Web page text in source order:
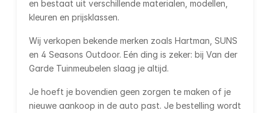
en bestaat uit verschillende materialen, modellen,
kleuren en prijsklassen.
Wij verkopen bekende merken zoals Hartman, SUNS
en 4 Seasons Outdoor. Eén ding is zeker: bij Van der
Garde Tuinmeubelen slaag je altijd.
Je hoeft je bovendien geen zorgen te maken of je
nieuwe aankoop in de auto past. Je bestelling wordt